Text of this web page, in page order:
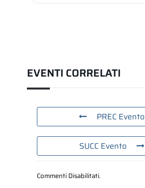
EVENTI CORRELATI
PREC Evento
SUCC Evento
Commenti Disabilitati.